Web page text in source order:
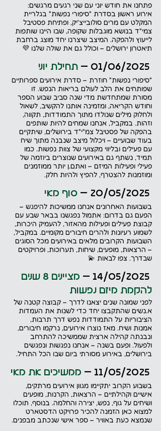
פתחנו את חודש יוני עם שני רגעים מרגשים:
אירוע ראשון בסדרת "סיפורי נפשות" בגלריית
המקלט עם מרים סולובייצ'יק, ופתיחת פסטיבל
צמי"ד בנושא מוגבלות שקופה, שבו היינו שותפות
לייעוץ ולהפקה. המיצב שיצרנו יחד מוצג ברחבת
תיאטרון ירושלים – וכולל גם את שולה שלנו 💜
תחילת יוני
"סיפורי נפשות" חוזרת – סדרת אירועים ספרותיים
שפותחים את הלב לעולם בריאות הנפש. זו
מסורת שמתחדשת מדי שנה סביב שבוע הספר
וחודש הקריאה, ומזמינה אותנו להקשיב, לשאול
ולחלוק מילים שנולדו מתוך התמודדות, תקווה,
וזהות. במקביל, אנחנו שמחים להיות שותפים
בהפקה של פסטיבל צמ"י"ד בירושלים, שיתקיים
בעוד שבועיים – ויכלול מיצב שנבנה מתוך שיח
עם פעילים ובליווי מקצועי של צוות נפשות. כמו
תמיד, נשתף גם באירועים שנוצרים ביוזמה של
פעילי ופעילות המיזם – ואתם.ן יותר ממוזמנים
ומוזמנות להצטרף, להפיץ ולהיות חלק.
סוף מאי
בשבועות האחרונים אנחנו ממשיכות להיפגש –
הפעם גם בדרום: אתמול נפגשנו בבאר שבע עם
קבוצת פעילים ופעילות מהאזור, להעמיק היכרות,
לשמוע רעיונות ולהרים חיבורים מקומיים. במקביל,
השבועות הקרובים מלאים באירועים מכל הסוגים
– הרצאות, מופעים, שיחות, תערוכות, ופרויקטים
שבדרך. צפו לבאות 💫
מציינים 8 שנים
להקמת מיזם נפשות
לפני שמונה שנים יצאנו לדרך – קבוצה קטנה של
א.נשים שהתקבצו יחד כדי לשנות את העמדות
הציבוריות על התמודדות נפש דרך תרבות,
אמנות ושיח. מאז נוצרו אירועים, נרקמו חיבורים,
ונבנתה קהילה ארצית שממשיכה להתרחב
ולפעול. ופעם בשנה – אנחנו נפגשות ונפגשים
בירושלים, באירוע מסורתי ביום שבו הכל התחיל.
ממשיכים את מאי
בשבוע הקרוב יתקיימו מגוון אירועים מרתקים,
אישיים וקהילתיים – הרצאות, הקרנות, מופעים
ושיחים על גוף, נפש, יצירה והחלמה. בנוסף, תוכלו
למצוא כאן הזמנה להכיר פרויקט הדסטארט
שנמצא כעת באוויר – ספר אישי שנכתב מבפנים.